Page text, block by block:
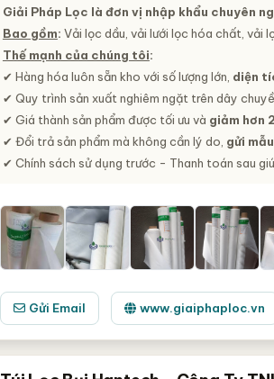
Giải Pháp Lọc là đơn vị nhập khẩu chuyên
Bao gồm: Vải lọc dầu, vải lưới lọc hóa chất, vải
Thế mạnh của chúng tôi:
✔ Hàng hóa luôn sẵn kho với số lượng lớn, diện
✔ Quy trình sản xuất nghiêm ngặt trên dây
✔ Giá thành sản phẩm được tối ưu và giảm hơn
✔ Đổi trả sản phẩm mà không cần lý do, gửi
✔ Chính sách sử dụng trước - Thanh toán sau
Gửi Email www.giaiphaploc.vn